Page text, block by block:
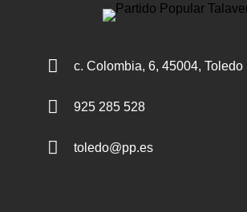
 c. Colombia, 6, 45004, Toledo
 925 285 528
 toledo@pp.es